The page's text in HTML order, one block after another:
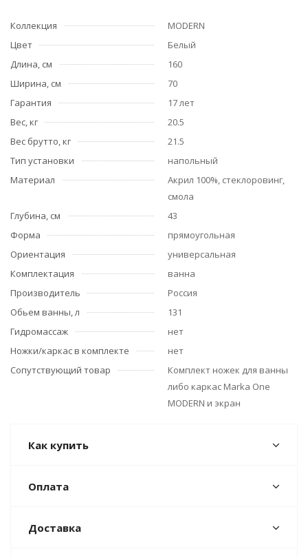
Коллекция
MODERN
Цвет
Белый
Длина, см
160
Ширина, см
70
Гарантия
17 лет
Вес, кг
20.5
Вес брутто, кг
21.5
Тип установки
напольный
Материал
Акрил 100%, стеклоровинг,
смола
Глубина, см
43
Форма
прямоугольная
Ориентация
универсальная
Комплектация
ванна
Производитель
Россия
Обьем ванны, л
131
Гидромассаж
нет
Ножки/каркас в комплекте
нет
Сопутствующий товар
Комплект ножек для ванны
либо каркас Marka One
MODERN и экран
Как купить
Оплата
Доставка